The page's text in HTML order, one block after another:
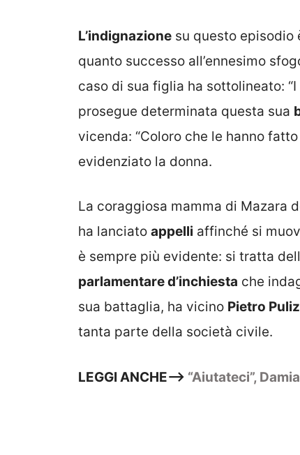
L’indignazione su questo episodio
quanto successo all’ennesimo
caso di sua figlia ha sottolineato:
prosegue determinata questa sua
vicenda: “Coloro che le hanno
evidenziato la donna.
La coraggiosa mamma di Mazara
ha lanciato appelli affinché si
è sempre più evidente: si tratta
parlamentare d’inchiesta che
sua battaglia, ha vicino Pietro
tanta parte della società civile.
LEGGI ANCHE–> “Aiutateci”,